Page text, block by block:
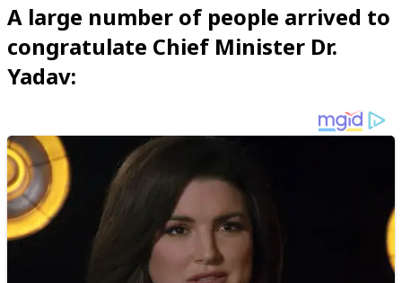
A large number of people arrived to
congratulate Chief Minister Dr.
Yadav: